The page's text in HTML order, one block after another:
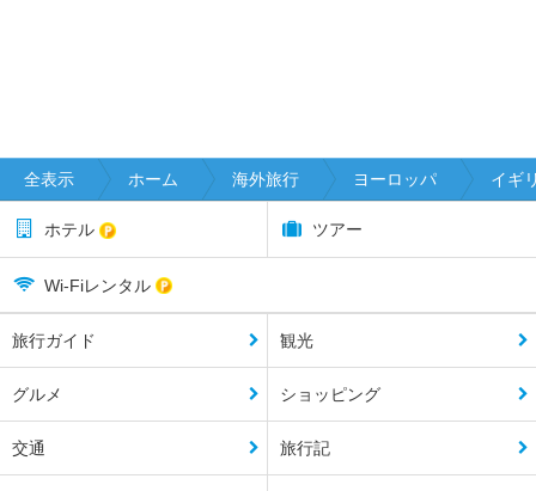
全表示 ホーム 海外旅行 ヨーロッパ イギ
ホテル ツアー
Wi-Fiレンタル
旅行ガイド 観光
グルメ ショッピング
交通 旅行記